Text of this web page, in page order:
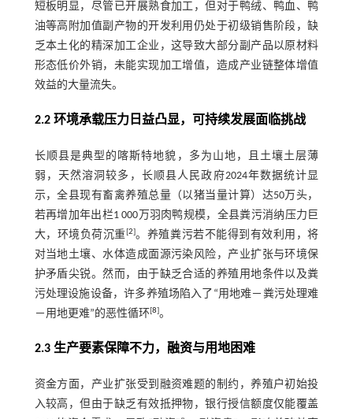
短板明显，尽管已开展熟食加工，但对于鸭绒、鸭血、鸭
油等高附加值副产物的开发利用仍处于初级销售阶段，缺
乏本土化的精深加工企业，这导致大部分副产品以原材料
形态低价外销，未能实现加工增值，造成产业链整体增值
效益的大量流失。
2.2 环境承载压力日益凸显，可持续发展面临挑战
长顺县是典型的喀斯特地貌，多为山地，且土壤土层薄
弱，天然溶洞较多，长顺县人民政府2024年数据统计显
示，全县现有畜禽养殖总量（以猪当量计算）达50万头，
若再增加年出栏1 000万羽肉鸭规模，全县粪污消纳压力巨
大，环境负荷沉重[2]。养殖粪污若不能得到有效利用，将
对当地土壤、水体造成面源污染风险，产业扩张与环境保
护矛盾尖锐。然而，由于缺乏合适的养殖用地条件以及粪
污处理设施设备，许多养殖场陷入了“用地难－粪污处理难
－用地更难”的恶性循环[8]。
2.3 生产要素保障不力，融资与用地困难
资金方面，产业扩张受到融资难题的制约，养殖户初始投
入较高，但由于缺乏有效抵押物，银行授信额度仅能覆盖